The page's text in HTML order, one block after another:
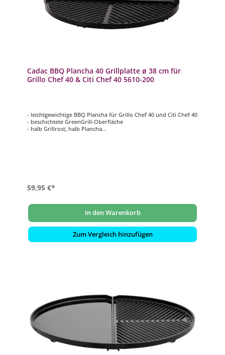
Cadac BBQ Plancha 40 Grillplatte ø 38 cm für
Grillo Chef 40 & Citi Chef 40 5610-200
- leichtgewichtige BBQ Plancha für Grillo Chef 40 und Citi Chef 40
- beschichtete GreenGrill-Oberfläche
- halb Grillrost, halb Plancha
59,95 €*
In den Warenkorb
Zum Vergleich hinzufügen